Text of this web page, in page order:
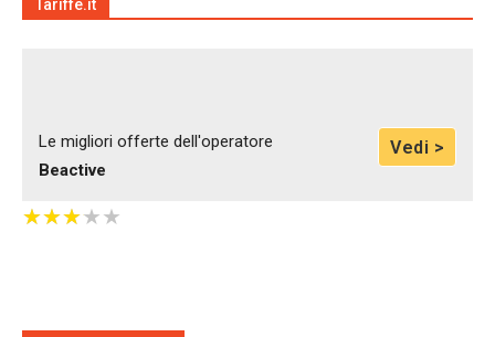
Tariffe.it
Le migliori offerte dell'operatore
Beactive
Vedi >
★★★★★
★★★★★